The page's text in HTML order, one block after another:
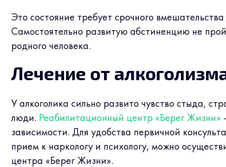
Это состояние требует срочного
Самостоятельно развитую абстиненцию не
родного человека.
Лечение от
У алкоголика сильно развито чувство стыда,
люди. Реабилитационный центр «Берег Жизни»
зависимости. Для удобства первичной
прием к наркологу и психологу, можно
центра «Берег Жизни».